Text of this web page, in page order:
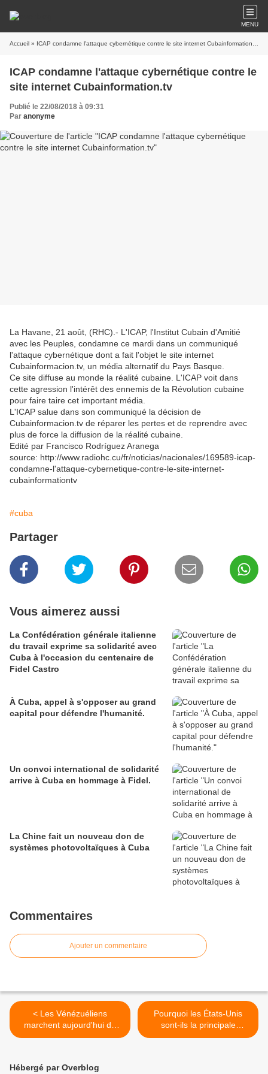
MENU
Accueil » ICAP condamne l'attaque cybernétique contre le site internet Cubainformation.tv
ICAP condamne l'attaque cybernétique contre le
site internet Cubainformation.tv
Publié le 22/08/2018 à 09:31
Par anonyme
La Havane, 21 août, (RHC).- L'ICAP, l'Institut Cubain d'Amitié
avec les Peuples, condamne ce mardi dans un communiqué
l'attaque cybernétique dont a fait l'objet le site internet
Cubainformacion.tv, un média alternatif du Pays Basque.
Ce site diffuse au monde la réalité cubaine. L'ICAP voit dans
cette agression l'intérêt des ennemis de la Révolution cubaine
pour faire taire cet important média.
L'ICAP salue dans son communiqué la décision de
Cubainformacion.tv de réparer les pertes et de reprendre avec
plus de force la diffusion de la réalité cubaine.
Edité par Francisco Rodríguez Aranega
source: http://www.radiohc.cu/fr/noticias/nacionales/169589-icap-
condamne-l'attaque-cybernetique-contre-le-site-internet-
cubainformationtv
#cuba
Partager
Vous aimerez aussi
La Confédération générale italienne
du travail exprime sa solidarité avec
Cuba à l'occasion du centenaire de
Fidel Castro
À Cuba, appel à s'opposer au grand
capital pour défendre l'humanité.
Un convoi international de solidarité
arrive à Cuba en hommage à Fidel.
La Chine fait un nouveau don de
systèmes photovoltaïques à Cuba
Commentaires
Ajouter un commentaire
< Les Vénézuéliens
marchent aujourd'hui de
façon massive pour
gouvernement
Pourquoi les États-Unis
sont-ils la principale
menace qui empêche
Hébergé par Overblog